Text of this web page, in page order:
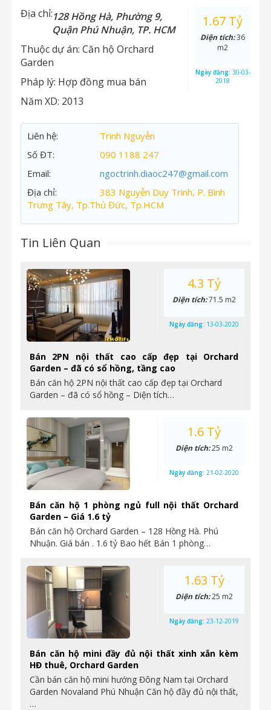
Địa chỉ:128 Hồng Hà, Phường 9,
Quận Phú Nhuận, TP. HCM
Thuộc dự án: Căn hộ Orchard
Garden
Pháp lý: Hợp đồng mua bán
Năm XD: 2013
1.67 Tỷ
Diện tích:36
m2
Ngày đăng: 30-03-
2018
Liên hệ:
Trinh Nguyễn
Số ĐT:
090 1188 247
Email:
ngoctrinh.diaoc247@gmail.com
Địa chỉ:
383 Nguyễn Duy Trinh, P. Bình
Trưng Tây, Tp.Thủ Đức, Tp.HCM
Tin Liên Quan
Bán 2PN nội thất cao cấp đẹp tại Orchard
Garden – đã có sổ hồng, tầng cao
Bán căn hộ 2PN nội thất cao cấp đẹp tại Orchard
Garden – đã có sổ hồng – Diện tích…
4.3 Tỷ
Diện tích:71.5 m2
Ngày đăng: 13-03-2020
Bán căn hộ 1 phòng ngủ full nội thất Orchard
Garden – Giá 1.6 tỷ
Bán căn hộ Orchard Garden – 128 Hồng Hà. Phú
Nhuận. Giá bán . 1.6 tỷ Bao hết Bán 1 phòng…
1.6 Tỷ
Diện tích:25 m2
Ngày đăng: 21-02-2020
Bán căn hộ mini đầy đủ nội thất xinh xắn kèm
HĐ thuê, Orchard Garden
Cần bán căn hộ mini hướng Đông Nam tại Orchard
Garden Novaland Phú Nhuận Căn hộ đầy đủ nội thất,
…
1.63 Tỷ
Diện tích:25 m2
Ngày đăng: 23-12-2019